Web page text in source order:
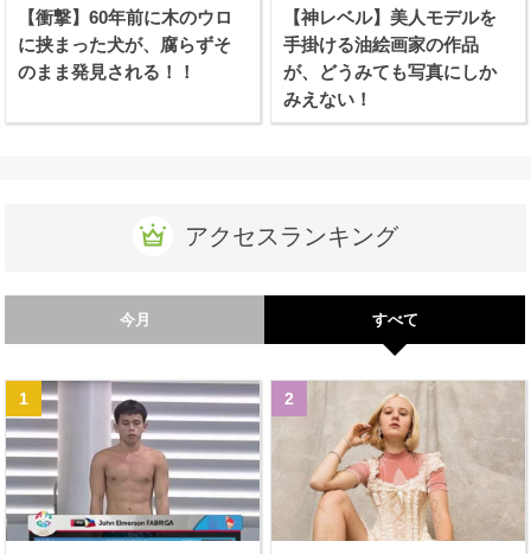
【衝撃】60年前に木のウロ
に挟まった犬が、腐らずそ
のまま発見される！！
【神レベル】美人モデルを
手掛ける油絵画家の作品
が、どうみても写真にしか
みえない！
アクセスランキング
今月 すべて